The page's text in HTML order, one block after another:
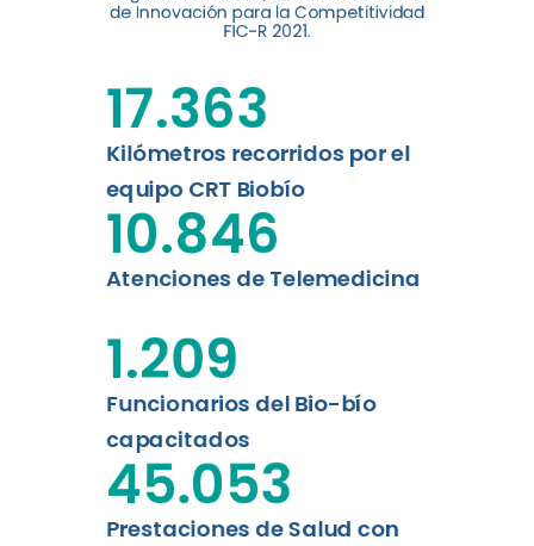
digital a los habitantes...
Leer más
de Innovación para la Competitividad
FIC-R 2021.
Kilómetros recorridos por el
equipo CRT Biobío
17.363
Atenciones de Telemedicina
10.846
Funcionarios del Bio-bío
capacitados
1.209
Prestaciones de Salud con
45.053